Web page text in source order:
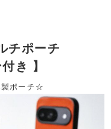
チポーチ
き 】
製ポーチ☆